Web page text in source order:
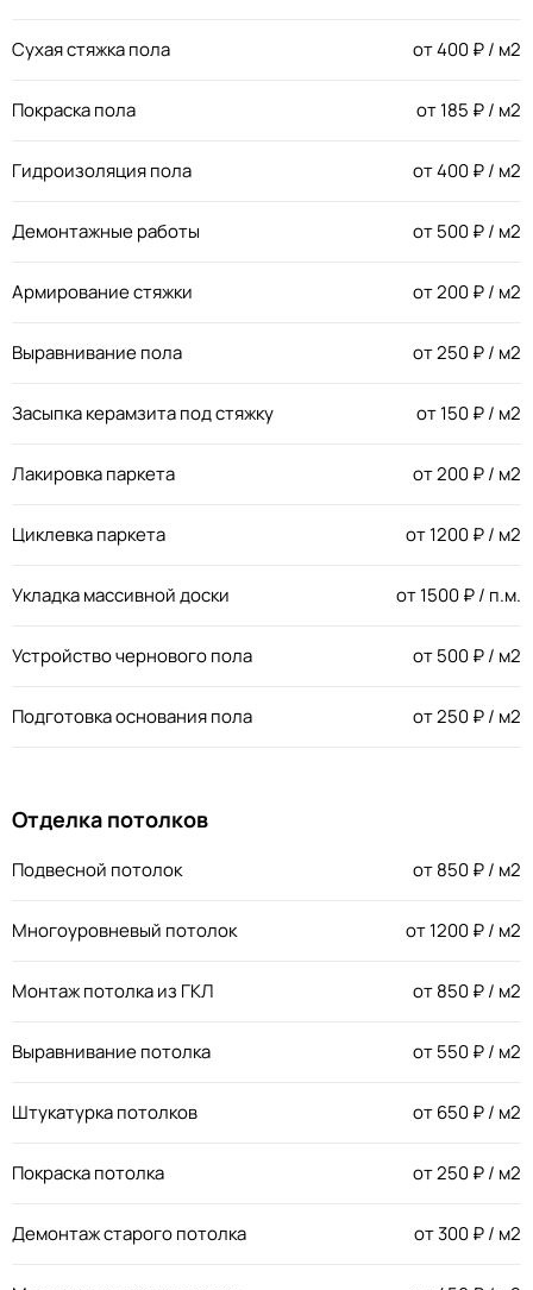
Сухая стяжка пола от400₽ / м2
Покраска пола от185 ₽ / м2
Гидроизоляция пола от400₽ / м2
Демонтажные работы от500₽ / м2
Армирование стяжки от200₽ / м2
Выравнивание пола от250₽ / м2
Засыпка керамзита под стяжку от150₽ / м2
Лакировка паркета от200₽ / м2
Циклевка паркета от1200₽ / м2
Укладка массивной доски от1500₽ / п.м.
Устройство чернового пола от500₽ / м2
Подготовка основания пола от250₽ / м2
Отделка потолков
Подвесной потолок от850₽ / м2
Многоуровневый потолок от1200₽ / м2
Монтаж потолка из ГКЛ от850₽ / м2
Выравнивание потолка от550₽ / м2
Штукатурка потолков от650₽ / м2
Покраска потолка от250₽ / м2
Демонтаж старого потолка от300₽ / м2